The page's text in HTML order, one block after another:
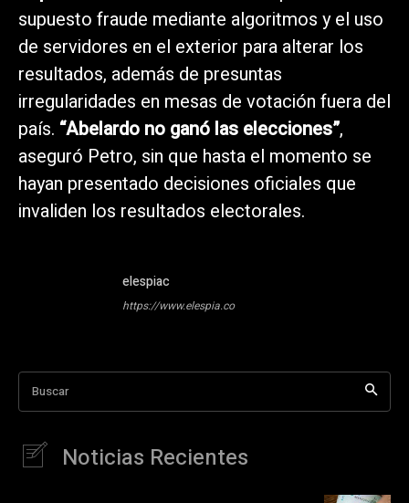
supuesto fraude mediante algoritmos y el uso
de servidores en el exterior para alterar los
resultados, además de presuntas
irregularidades en mesas de votación fuera del
país. “Abelardo no ganó las elecciones”,
aseguró Petro, sin que hasta el momento se
hayan presentado decisiones oficiales que
invaliden los resultados electorales.
elespiac
https://www.elespia.co
Buscar
Noticias Recientes